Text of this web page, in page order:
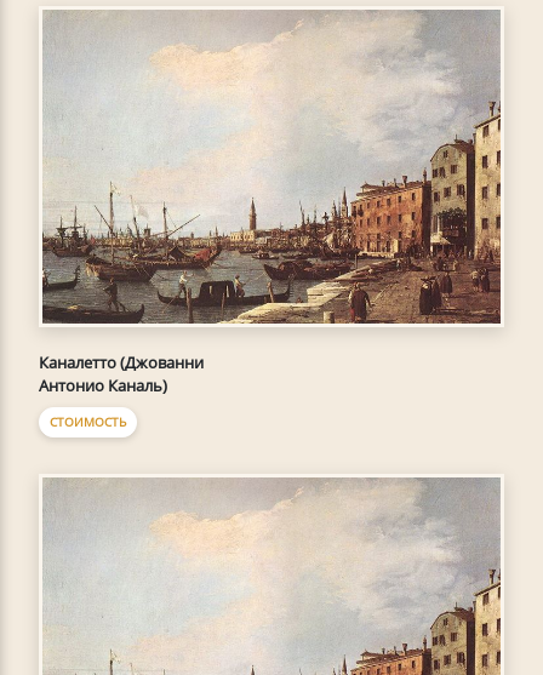
Каналетто (Джованни
Антонио Каналь)
СТОИМОСТЬ